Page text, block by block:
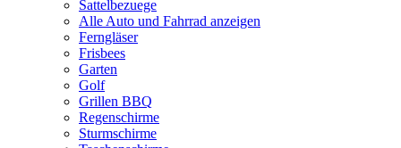
Sattelbezuege
Alle Auto und Fahrrad anzeigen
Ferngläser
Frisbees
Garten
Golf
Grillen BBQ
Regenschirme
Sturmschirme